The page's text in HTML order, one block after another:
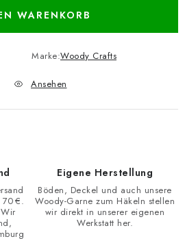
WARENKORB
Marke:Woody Crafts
Ansehen
€.
Eigene Herstellung
Böden, Deckel und auch unsere
Woody-Garne zum Häkeln stellen
wir direkt in unserer eigenen
Werkstatt her.